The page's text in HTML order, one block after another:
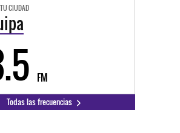
CIUDAD
FM
Todas las frecuencias